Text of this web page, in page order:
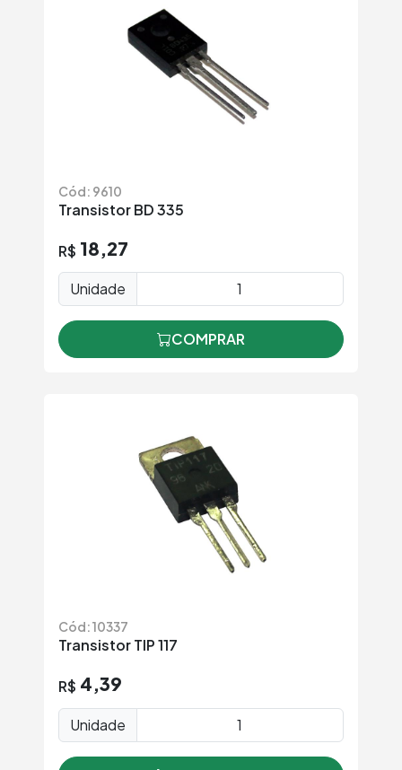
Cód: 9610
Transistor BD 335
R$ 18,27
Unidade
COMPRAR
Cód: 10337
Transistor TIP 117
R$ 4,39
Unidade